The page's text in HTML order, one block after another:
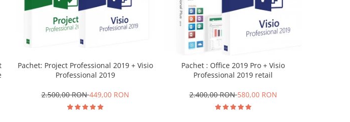
Pachet: Project Professional 2019 + Visio
Professional 2019
2.500,00 RON449,00 RON
Pachet : Office 2019 Pro + Visio
Professional 2019 retail
2.400,00 RON580,00 RON